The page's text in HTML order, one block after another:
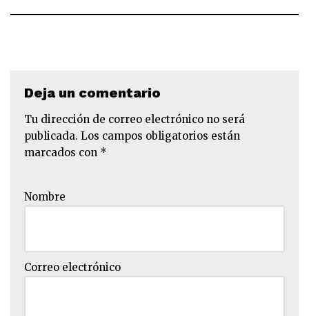
Deja un comentario
Tu dirección de correo electrónico no será
publicada. Los campos obligatorios están
marcados con *
Nombre
Correo electrónico